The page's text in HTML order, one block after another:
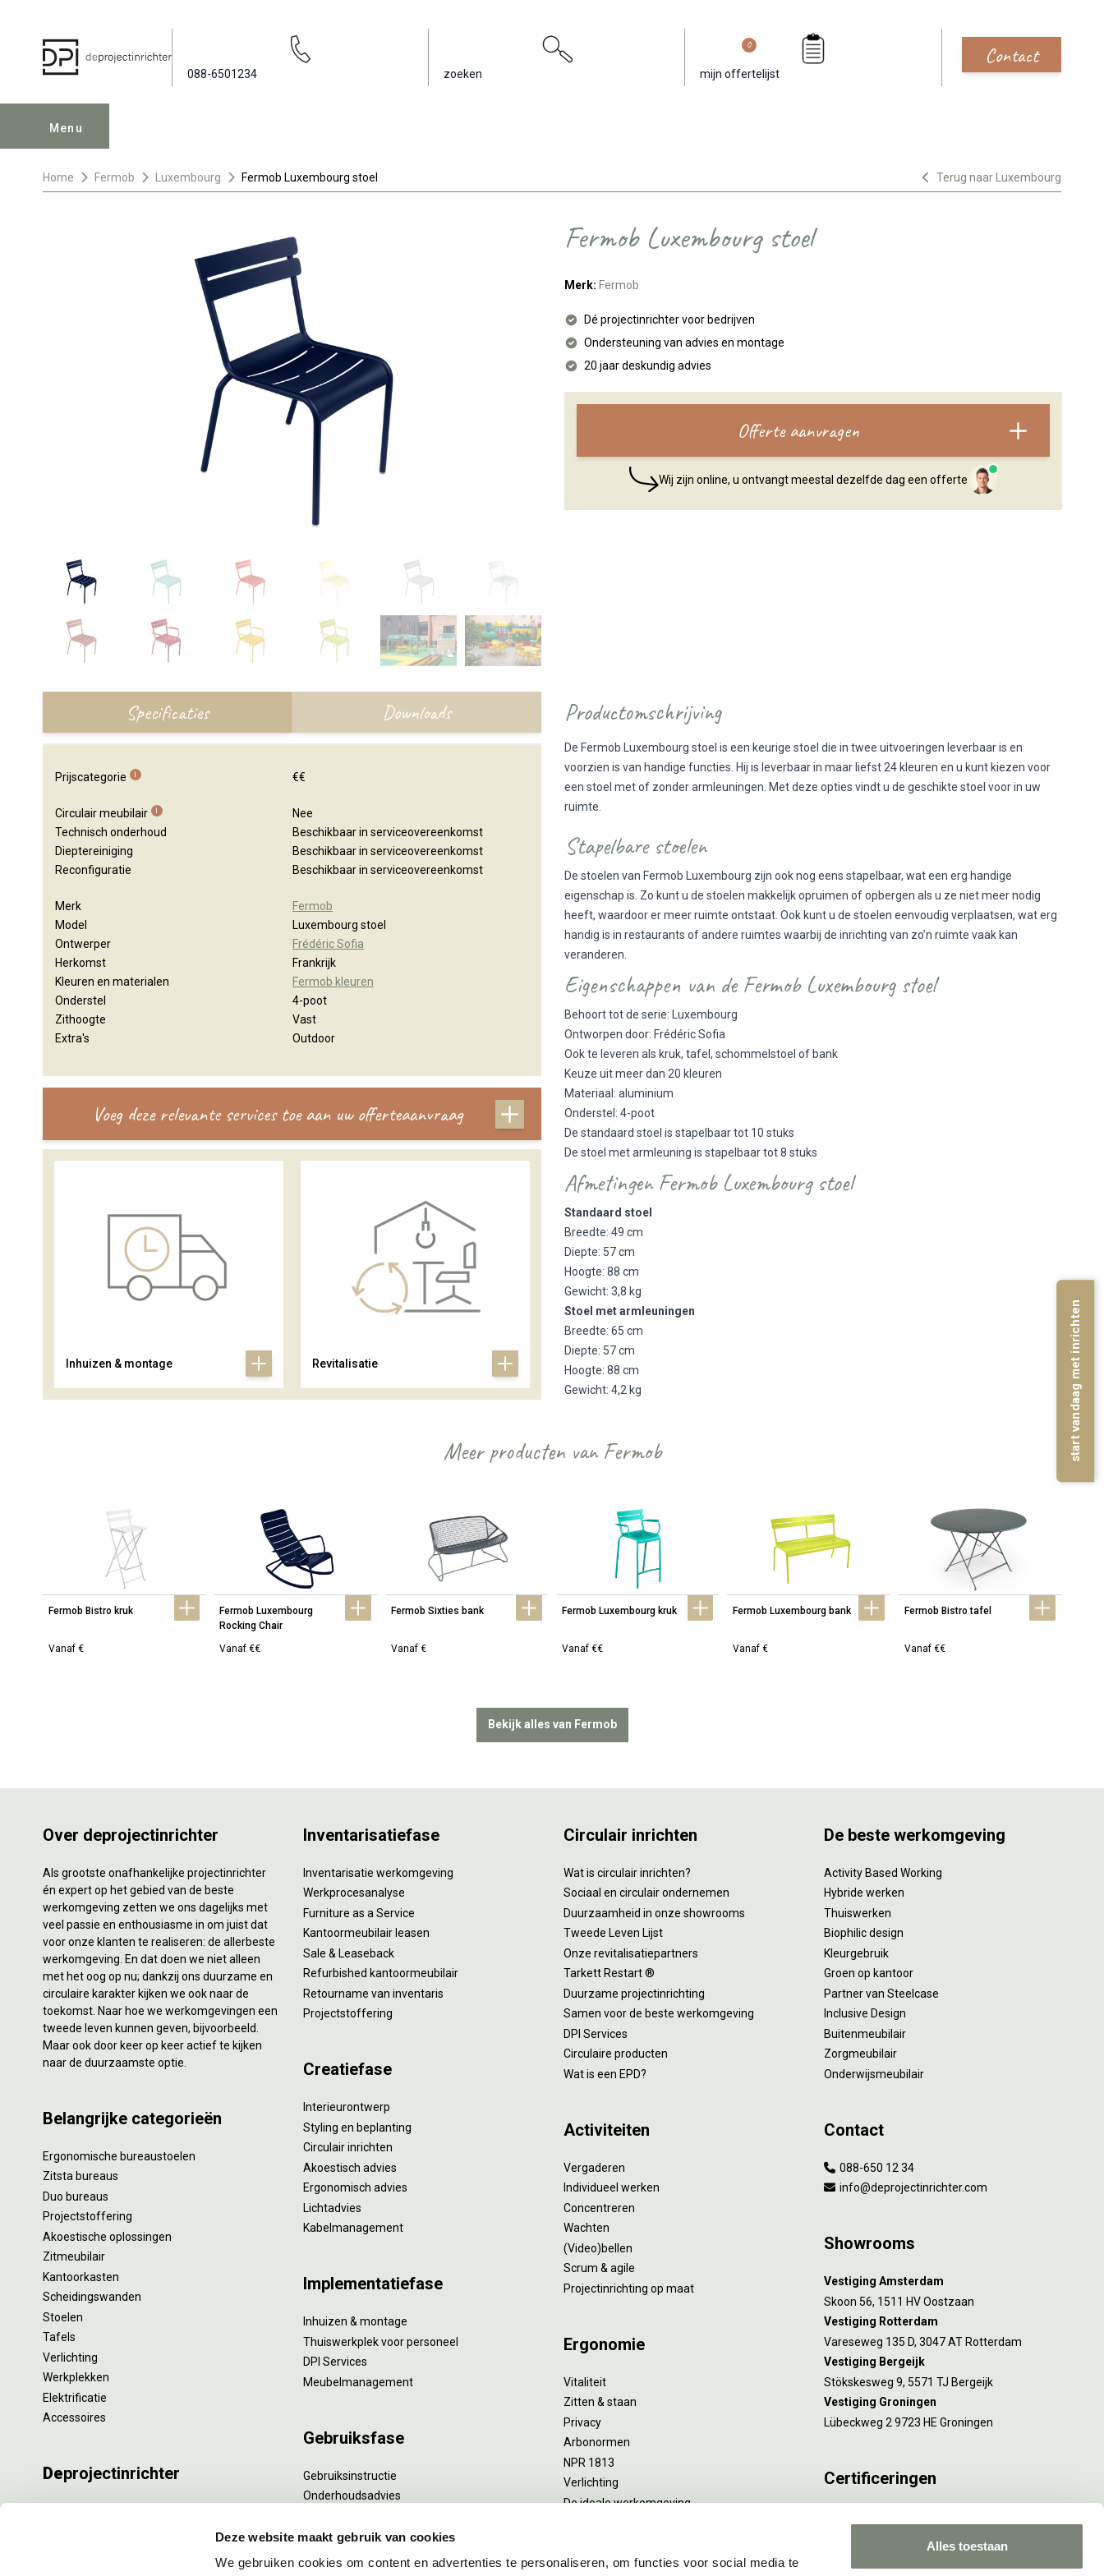
Deze website maakt gebruik van cookies
We gebruiken cookies om content en advertenties te personaliseren, om functies voor social media te
Alles toestaan
088-6501234 zoeken mijn offertelijst
0 Contact
Menu
Home Fermob Luxembourg Fermob Luxembourg stoel Terug naar Luxembourg
Fermob Luxembourg stoel
Merk: Fermob
Dé projectinrichter voor bedrijven
Ondersteuning van advies en montage
20 jaar deskundig advies
Offerte aanvragen
Wij zijn online, u ontvangt meestal dezelfde dag een offerte
Specificaties Downloads
Prijscategorie i €€
Circulair meubilair i
Nee
Technisch onderhoud
Beschikbaar in serviceovereenkomst
Dieptereiniging
Beschikbaar in serviceovereenkomst
Reconfiguratie
Beschikbaar in serviceovereenkomst
Merk
Fermob
Model
Luxembourg stoel
Ontwerper
Frédéric Sofia
Herkomst
Frankrijk
Kleuren en materialen
Fermob kleuren
Onderstel
4-poot
Zithoogte
Vast
Extra's
Outdoor
Voeg deze relevante services toe aan uw offerteaanvraag
Inhuizen & montage Revitalisatie
Productomschrijving
De Fermob Luxembourg stoel is een keurige stoel die in twee uitvoeringen leverbaar is en
voorzien is van handige functies. Hij is leverbaar in maar liefst 24 kleuren en u kunt kiezen voor
een stoel met of zonder armleuningen. Met deze opties vindt u de geschikte stoel voor in uw
ruimte.
Stapelbare stoelen
De stoelen van Fermob Luxembourg zijn ook nog eens stapelbaar, wat een erg handige
eigenschap is. Zo kunt u de stoelen makkelijk opruimen of opbergen als u ze niet meer nodig
heeft, waardoor er meer ruimte ontstaat. Ook kunt u de stoelen eenvoudig verplaatsen, wat erg
handig is in restaurants of andere ruimtes waarbij de inrichting van zo’n ruimte vaak kan
veranderen.
Eigenschappen van de Fermob Luxembourg stoel
Behoort tot de serie: Luxembourg
Ontworpen door: Frédéric Sofia
Ook te leveren als kruk, tafel, schommelstoel of bank
Keuze uit meer dan 20 kleuren
Materiaal: aluminium
Onderstel: 4-poot
De standaard stoel is stapelbaar tot 10 stuks
De stoel met armleuning is stapelbaar tot 8 stuks
Afmetingen Fermob Luxembourg stoel
Standaard stoel
Breedte: 49 cm
Diepte: 57 cm
Hoogte: 88 cm
Gewicht: 3,8 kg
Stoel met armleuningen
Breedte: 65 cm
Diepte: 57 cm
Hoogte: 88 cm
Gewicht: 4,2 kg
Meer producten van Fermob
Fermob Bistro kruk
Vanaf €
Fermob Luxembourg
Rocking Chair
Vanaf €€
Fermob Sixties bank
Vanaf €
Fermob Luxembourg kruk
Vanaf €€
Fermob Luxembourg bank
Vanaf €
Fermob Bistro tafel
Vanaf €€
Bekijk alles van Fermob
Over deprojectinrichter
Als grootste onafhankelijke projectinrichter
én expert op het gebied van de beste
werkomgeving zetten we ons dagelijks met
veel passie en enthousiasme in om juist dat
voor onze klanten te realiseren: de allerbeste
werkomgeving. En dat doen we niet alleen
met het oog op nu; dankzij ons duurzame en
circulaire karakter kijken we ook naar de
toekomst. Naar hoe we werkomgevingen een
tweede leven kunnen geven, bijvoorbeeld.
Maar ook door keer op keer actief te kijken
naar de duurzaamste optie.
Belangrijke categorieën
Ergonomische bureaustoelen
Zitsta bureaus
Duo bureaus
Projectstoffering
Akoestische oplossingen
Zitmeubilair
Kantoorkasten
Scheidingswanden
Stoelen
Tafels
Verlichting
Werkplekken
Elektrificatie
Accessoires
Deprojectinrichter
Inventarisatiefase
Inventarisatie werkomgeving
Werkprocesanalyse
Furniture as a Service
Kantoormeubilair leasen
Sale & Leaseback
Refurbished kantoormeubilair
Retourname van inventaris
Projectstoffering
Creatiefase
Interieurontwerp
Styling en beplanting
Circulair inrichten
Akoestisch advies
Ergonomisch advies
Lichtadvies
Kabelmanagement
Implementatiefase
Inhuizen & montage
Thuiswerkplek voor personeel
DPI Services
Meubelmanagement
Gebruiksfase
Gebruiksinstructie
Onderhoudsadvies
Specialistische reiniging
Refurbishment
Circulair inrichten
Wat is circulair inrichten?
Sociaal en circulair ondernemen
Duurzaamheid in onze showrooms
Tweede Leven Lijst
Onze revitalisatiepartners
Tarkett Restart ®
Duurzame projectinrichting
Samen voor de beste werkomgeving
DPI Services
Circulaire producten
Wat is een EPD?
Activiteiten
Vergaderen
Individueel werken
Concentreren
Wachten
(Video)bellen
Scrum & agile
Projectinrichting op maat
Ergonomie
Vitaliteit
Zitten & staan
Privacy
Arbonormen
NPR 1813
Verlichting
De ideale werkomgeving
De beste werkomgeving
Activity Based Working
Hybride werken
Thuiswerken
Biophilic design
Kleurgebruik
Groen op kantoor
Partner van Steelcase
Inclusive Design
Buitenmeubilair
Zorgmeubilair
Onderwijsmeubilair
Contact
088-650 12 34
info@deprojectinrichter.com
Showrooms
Vestiging Amsterdam
Skoon 56, 1511 HV Oostzaan
Vestiging Rotterdam
Vareseweg 135 D, 3047 AT Rotterdam
Vestiging Bergeijk
Stökskesweg 9, 5571 TJ Bergeijk
Vestiging Groningen
Lübeckweg 2 9723 HE Groningen
Certificeringen
Rotterdam en Culemborg.
start vandaag met inrichten